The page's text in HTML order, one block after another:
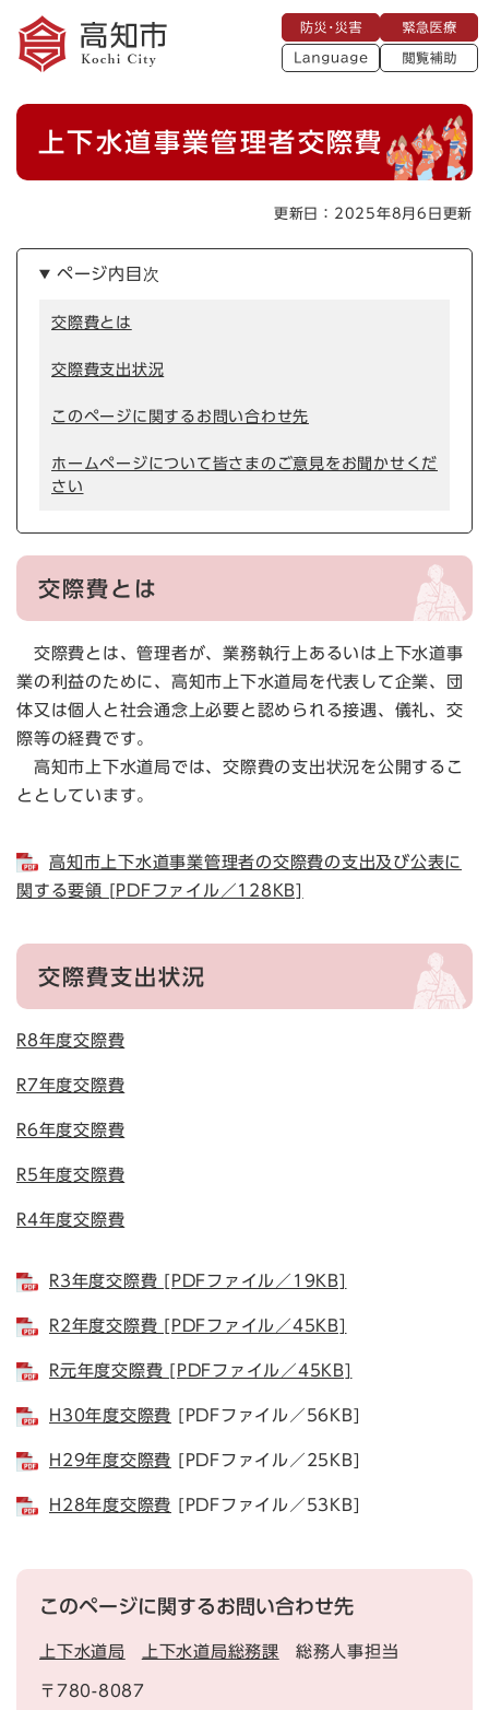
メニューを飛ばして本文へ
災
・
災
急
医
療
L
a
a
g
閲
助
本
上下水道事業管理者交際費
更新日：2025年8月6日更新
ページ内目次
交際費とは
交際費支出状況
このページに関するお問い合わせ先
ホームページについて皆さまのご意見をお聞かせくだ
さい
交際費とは
交際費とは、管理者が、業務執行上あるいは上下水道事
業の利益のために、高知市上下水道局を代表して企業、団
体又は個人と社会通念上必要と認められる接遇、儀礼、交
際等の経費です。
高知市上下水道局では、交際費の支出状況を公開するこ
ととしています。
高知市上下水道事業管理者の交際費の支出及び公表に
関する要領 [PDFファイル／128KB]
交際費支出状況
R8年度交際費
R7年度交際費
R6年度交際費
R5年度交際費
R4年度交際費
R3年度交際費 [PDFファイル／19KB]
R2年度交際費 [PDFファイル／45KB]
R元年度交際費 [PDFファイル／45KB]
H30年度交際費 [PDFファイル／56KB]
H29年度交際費 [PDFファイル／25KB]
H28年度交際費 [PDFファイル／53KB]
このページに関するお問い合わせ先
上下水道局 上下水道局総務課 総務人事担当
〒780-8087